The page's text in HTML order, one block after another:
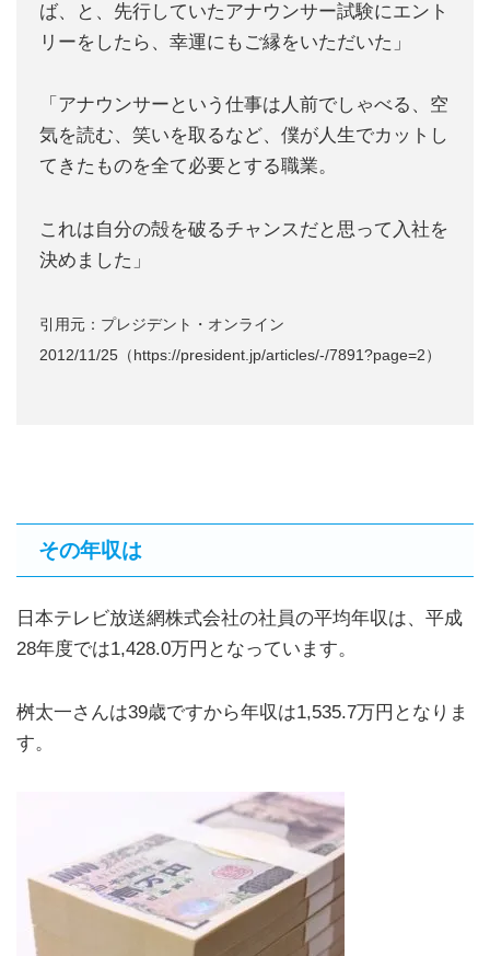
ば、と、先行していたアナウンサー試験にエント
リーをしたら、幸運にもご縁をいただいた」
「アナウンサーという仕事は人前でしゃべる、空
気を読む、笑いを取るなど、僕が人生でカットし
てきたものを全て必要とする職業。
これは自分の殻を破るチャンスだと思って入社を
決めました」
引用元：プレジデント・オンライン
2012/11/25（https://president.jp/articles/-/7891?page=2）
その年収は
日本テレビ放送網株式会社の社員の平均年収は、平成
28年度では1,428.0万円となっています。
桝太一さんは39歳ですから年収は1,535.7万円となりま
す。